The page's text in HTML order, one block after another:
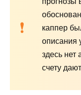
каппер
описания
здесь нет
счету